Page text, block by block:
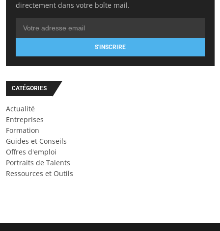
directement dans votre boîte mail.
S'INSCRIRE
CATÉGORIES
Actualité
Entreprises
Formation
Guides et Conseils
Offres d'emploi
Portraits de Talents
Ressources et Outils